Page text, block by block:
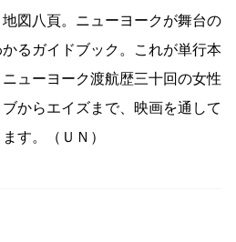
図八頁。ニューヨークが舞台の
るガイドブック。これが単行本
ューヨーク渡航歴三十回の女性
からエイズまで、映画を通して
す。（ＵＮ）